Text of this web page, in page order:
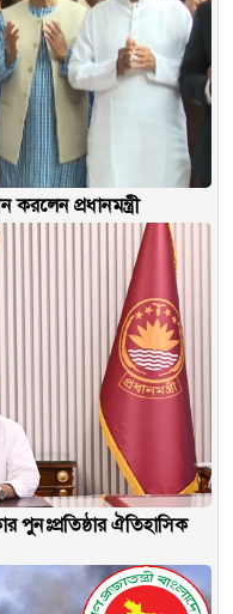
প্রধানমন্ত্রী
পুনঃপ্রতিষ্ঠার ঐতিহাসিক